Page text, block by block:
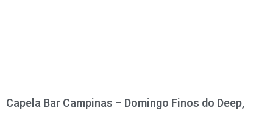
Capela Bar Campinas – Domingo Finos do Deep,